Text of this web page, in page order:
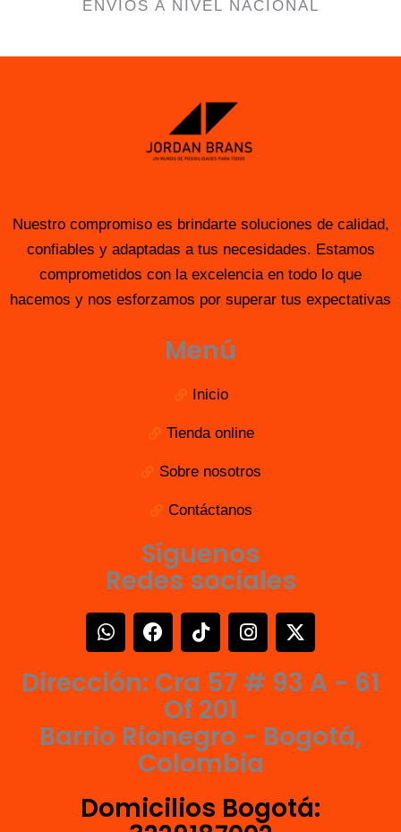
ENVÍOS A NIVEL NACIONAL
Nuestro compromiso es brindarte soluciones de calidad,
confiables y adaptadas a tus necesidades. Estamos
comprometidos con la excelencia en todo lo que
hacemos y nos esforzamos por superar tus expectativas
Menú
Inicio
Tienda online
Sobre nosotros
Contáctanos
Síguenos
Redes sociales
W
h
t
p
F
a
e
o
k
T
i
o
k
I
n
t
r
a
m
X
-
w
t
e
Dirección: Cra 57 # 93 A - 61
Of 201
Barrio Rionegro - Bogotá,
Colombia
Domicilios Bogotá: